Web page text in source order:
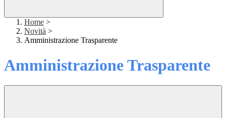
Home >
Novità >
Amministrazione Trasparente
Amministrazione Trasparente